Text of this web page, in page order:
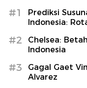
#1
Prediksi
Indonesia:
#2
Chelsea:
Indonesia
#3
Gagal Gaet
Alvarez